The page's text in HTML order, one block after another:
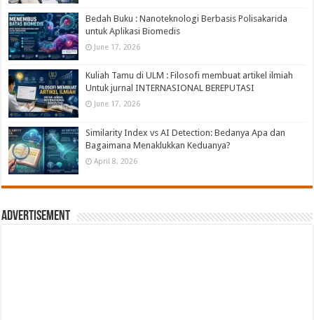
Bedah Buku : Nanoteknologi Berbasis Polisakarida
untuk Aplikasi Biomedis
June 17, 2026
Kuliah Tamu di ULM : Filosofi membuat artikel ilmiah
Untuk jurnal INTERNASIONAL BEREPUTASI
June 17, 2026
Similarity Index vs AI Detection: Bedanya Apa dan
Bagaimana Menaklukkan Keduanya?
April 8, 2026
Advertisement